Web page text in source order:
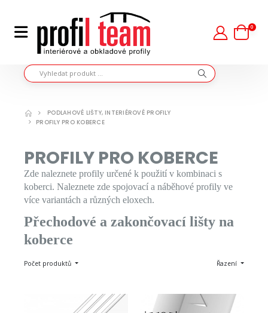
0
PODLAHOVÉ LIŠTY, INTERIÉROVÉ PROFILY
PROFILY PRO KOBERCE
PROFILY PRO KOBERCE
Zde naleznete profily určené k použití v kombinaci s
koberci. Naleznete zde spojovací a náběhové profily ve
více variantách a různých eloxech.
Přechodové a zakončovací lišty na
koberce
Počet produktů Řazení